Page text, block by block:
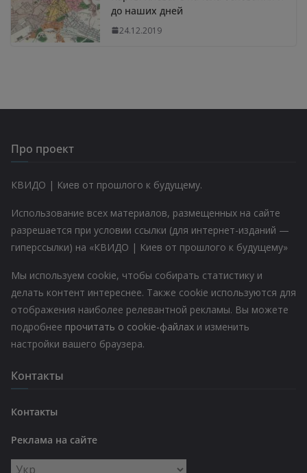
до наших дней
24.12.2019
Про проект
КВИДО | Киев от прошлого к будущему.
Использование всех материалов, размещенных на сайте
разрешается при условии ссылки (для интернет-изданий —
гиперссылки) на «КВИДО | Киев от прошлого к будущему»
Мы используем cookie, чтобы собирать статистику и
делать контент интереснее. Также cookie используются для
отображения наиболее релевантной рекламы. Вы можете
подробнее прочитать о cookie-файлах и изменить
настройки вашего браузера.
Контакты
Контакты
Реклама на сайте
Выбрать